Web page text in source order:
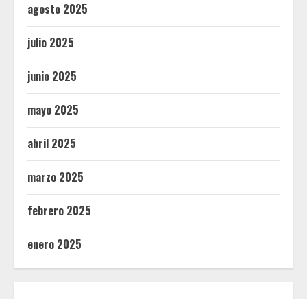
agosto 2025
julio 2025
junio 2025
mayo 2025
abril 2025
marzo 2025
febrero 2025
enero 2025